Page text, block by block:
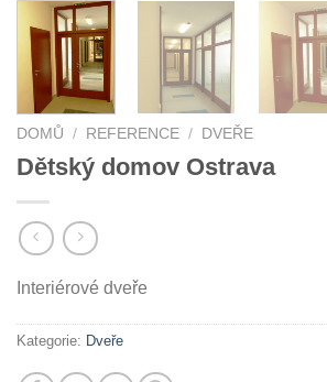
DOMŮ / REFERENCE / DVEŘE
Dětský domov Ostrava
Interiérové dveře
Kategorie: Dveře